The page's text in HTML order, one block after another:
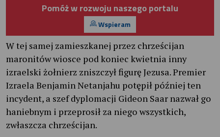
Pomóż w rozwoju naszego portalu
Wspieram
W tej samej zamieszkanej przez chrześcijan
maronitów wiosce pod koniec kwietnia inny
izraelski żołnierz zniszczył figurę Jezusa. Premier
Izraela Benjamin Netanjahu potępił później ten
incydent, a szef dyplomacji Gideon Saar nazwał go
haniebnym i przeprosił za niego wszystkich,
zwłaszcza chrześcijan.